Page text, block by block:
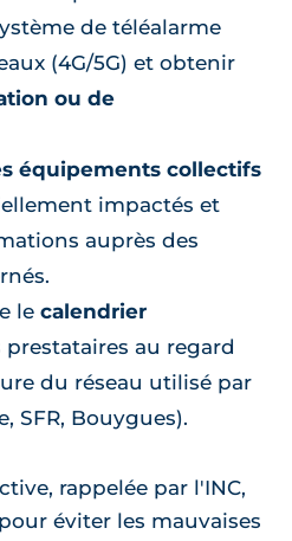
de téléalarme
(4G/5G) et obtenir
ou de
équipements collectifs
impactés et
auprès des
le calendrier
prestataires au regard
du réseau utilisé par
SFR, Bouygues).
rappelée par l'INC,
éviter les mauvaises